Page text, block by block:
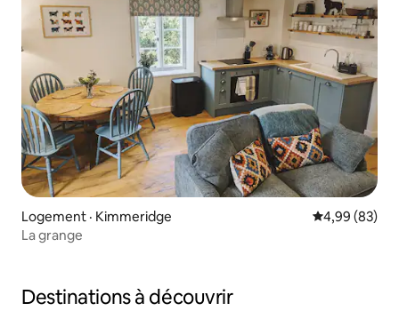
Logement · Kimmeridge Note
4,99 (83)
La grange
Destinations à découvrir